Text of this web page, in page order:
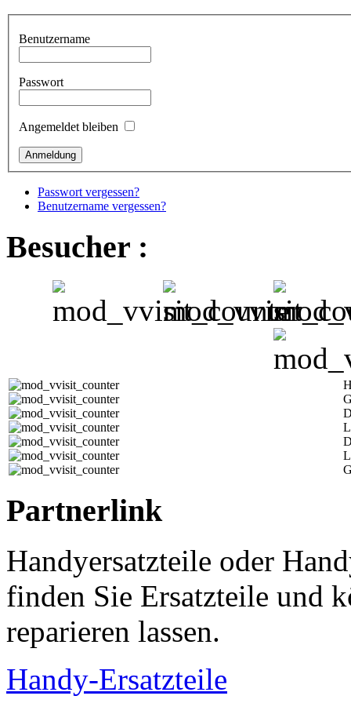
Benutzername
Passwort
Angemeldet bleiben
Passwort vergessen?
Benutzername vergessen?
Besucher :
Partnerlink
Handyersatzteile oder
finden Sie Ersatzteile und
reparieren lassen.
Handy-Ersatzteile